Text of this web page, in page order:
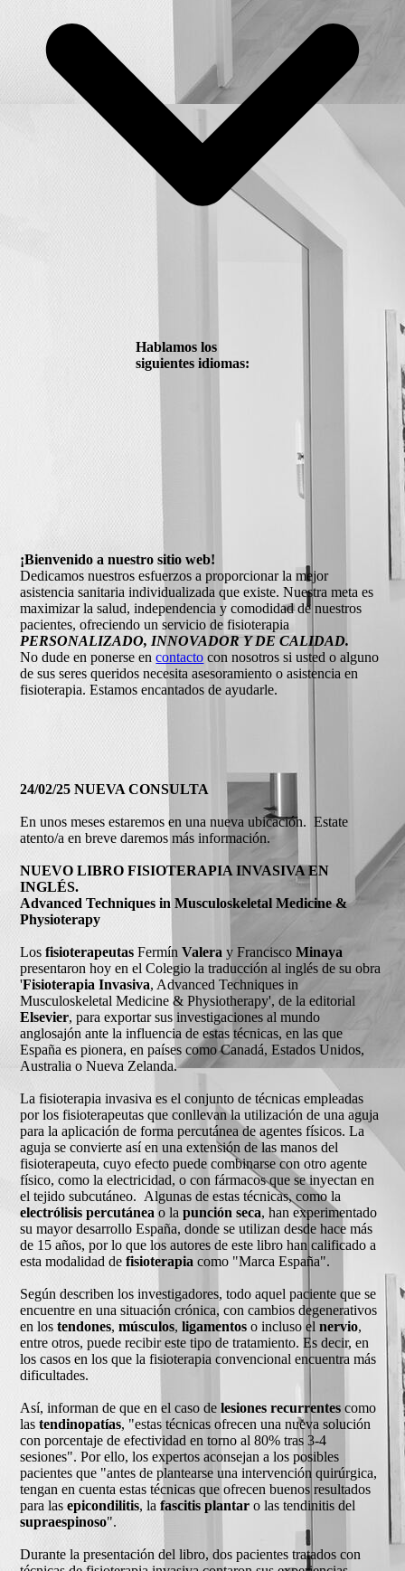
Hablamos los
siguientes idiomas:
¡Bienvenido a nuestro sitio web!
Dedicamos nuestros esfuerzos a proporcionar la mejor
asistencia sanitaria individualizada que existe. Nuestra meta es
maximizar la salud, independencia y comodidad de nuestros
pacientes, ofreciendo un servicio de fisioterapia
PERSONALIZADO, INNOVADOR Y DE CALIDAD.
No dude en ponerse encontacto con nosotros si usted o alguno
de sus seres queridos necesita asesoramiento o asistencia en
fisioterapia. Estamos encantados de ayudarle.
24/02/25 NUEVA CONSULTA
En unos meses estaremos en una nueva ubicación. Estate
atento/a en breve daremos más información.
NUEVO LIBRO FISIOTERAPIA INVASIVA EN
INGLÉS.
Advanced Techniques in Musculoskeletal Medicine &
Physioterapy
LosfisioterapeutasFermínValeray FranciscoMinaya
presentaron hoy en el Colegio la traducción al inglés de su obra
'Fisioterapia Invasiva, Advanced Techniques in
Musculoskeletal Medicine & Physiotherapy', de la editorial
Elsevier, para exportar sus investigaciones al mundo
anglosajón ante la influencia de estas técnicas, en las que
España es pionera, en países como Canadá, Estados Unidos,
Australia o Nueva Zelanda.
La fisioterapia invasiva es el conjunto de técnicas empleadas
por los fisioterapeutas que conllevan la utilización de una aguja
para la aplicación de forma percutánea de agentes físicos. La
aguja se convierte así en una extensión de las manos del
fisioterapeuta, cuyo efecto puede combinarse con otro agente
físico, como la electricidad, o con fármacos que se inyectan en
el tejido subcutáneo. Algunas de estas técnicas, como la
electrólisis percutánea o lapunción seca, han experimentado
su mayor desarrollo España, donde se utilizan desde hace más
de 15 años, por lo que los autores de este libro han calificado a
esta modalidad defisioterapiacomo "Marca España".
Según describen los investigadores, todo aquel paciente que se
encuentre en una situación crónica, con cambios degenerativos
en lostendones,músculos,ligamentoso incluso elnervio,
entre otros, puede recibir este tipo de tratamiento. Es decir, en
los casos en los que la fisioterapia convencional encuentra más
dificultades.
Así, informan de que en el caso delesiones recurrentes como
lastendinopatías, "estas técnicas ofrecen una nueva solución
con porcentaje de efectividad en torno al 80% tras 3-4
sesiones". Por ello, los expertos aconsejan a los posibles
pacientes que "antes de plantearse una intervención quirúrgica,
tengan en cuenta estas técnicas que ofrecen buenos resultados
para lasepicondilitis, lafascitis plantar o las tendinitis del
supraespinoso".
Durante la presentación del libro, dos pacientes tratados con